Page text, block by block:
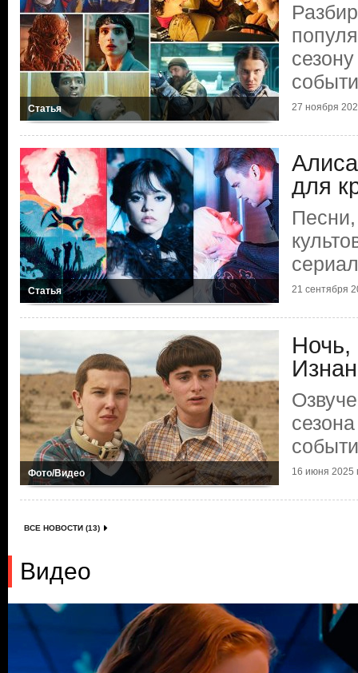
Статья 27 ноября
Статья
для
21 сентября
Фото/Видео
Ночь,
16 июня 2025
ВСЕ НОВОСТИ (13)
Видео